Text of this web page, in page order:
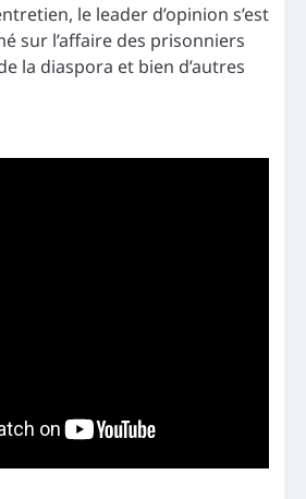
le leader d’opinion s’est
sur l’affaire des prisonniers
la diaspora et bien d’autres